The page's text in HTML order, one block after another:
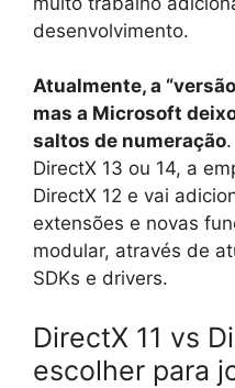
desenvolvimento.
Atualmente, a
mas a Microsoft
saltos de numeração
DirectX 13 ou 14, a
DirectX 12 e vai
extensões e novas
modular, através de
SDKs e drivers.
DirectX 11 vs
escolher para